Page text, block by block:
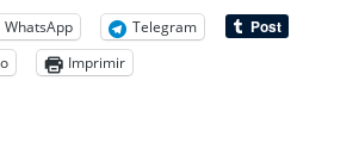
WhatsApp
Telegram
Imprimir